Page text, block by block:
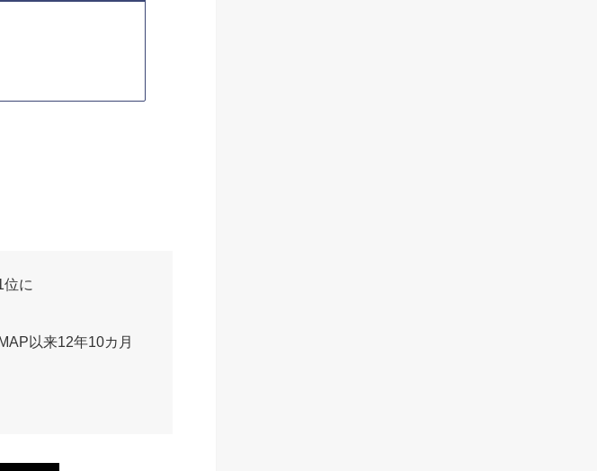
位に
以来12年10カ月